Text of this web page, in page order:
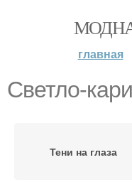
главная
Светло-
Тени на глаза